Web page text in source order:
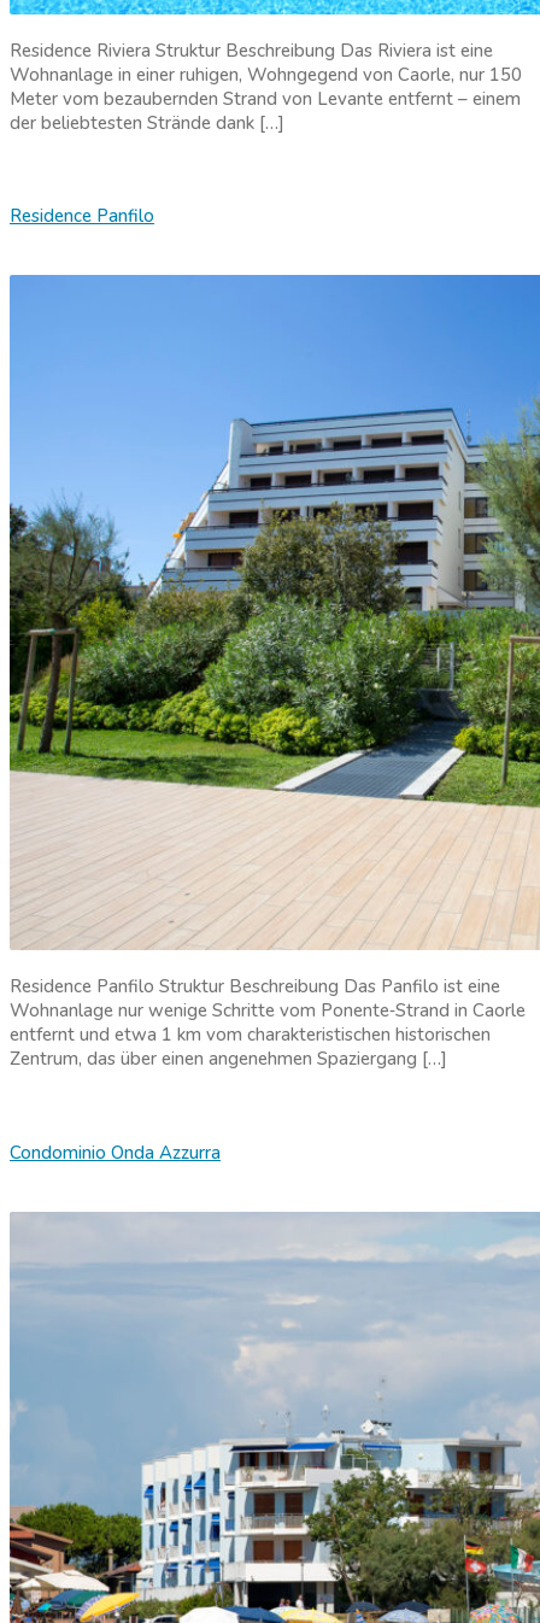
Residence Riviera Struktur Beschreibung Das Riviera ist eine
Wohnanlage in einer ruhigen, Wohngegend von Caorle, nur 150
Meter vom bezaubernden Strand von Levante entfernt – einem
der beliebtesten Strände dank […]
Residence Panfilo
Residence Panfilo Struktur Beschreibung Das Panfilo ist eine
Wohnanlage nur wenige Schritte vom Ponente‑Strand in Caorle
entfernt und etwa 1 km vom charakteristischen historischen
Zentrum, das über einen angenehmen Spaziergang […]
Condominio Onda Azzurra